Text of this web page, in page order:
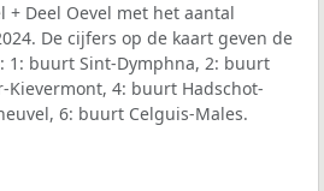
+ Deel Oevel met het aantal
De cijfers op de kaart geven de
1: buurt Sint-Dymphna, 2: buurt
Kievermont, 4: buurt Hadschot-
6: buurt Celguis-Males.